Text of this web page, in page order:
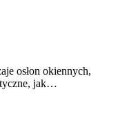
osłon okiennych,
jak…